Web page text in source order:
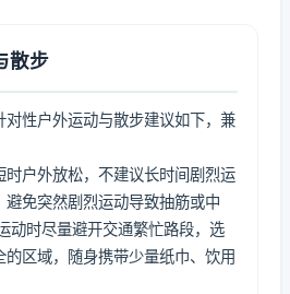
散步
对性户外运动与散步建议如下，兼
时户外放松，不建议长时间剧烈运
免突然剧烈运动导致抽筋或中
动时尽量避开交通繁忙路段，选
区域，随身携带少量纸巾、饮用